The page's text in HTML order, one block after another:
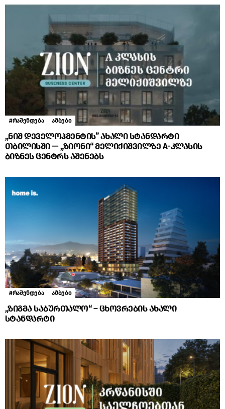
#რაშენდება ამბები
„ნიშ დეველოპმენტის” ახალი სტანდარტი
თბილისში — „ზიონი“ მელიქიშვილზე A-კლასის
ბიზნეს ცენტრს აშენებს
#რაშენდება ამბები
„ზიგმა საბურთალო“ – ცხოვრების ახალი
სტანდარტი